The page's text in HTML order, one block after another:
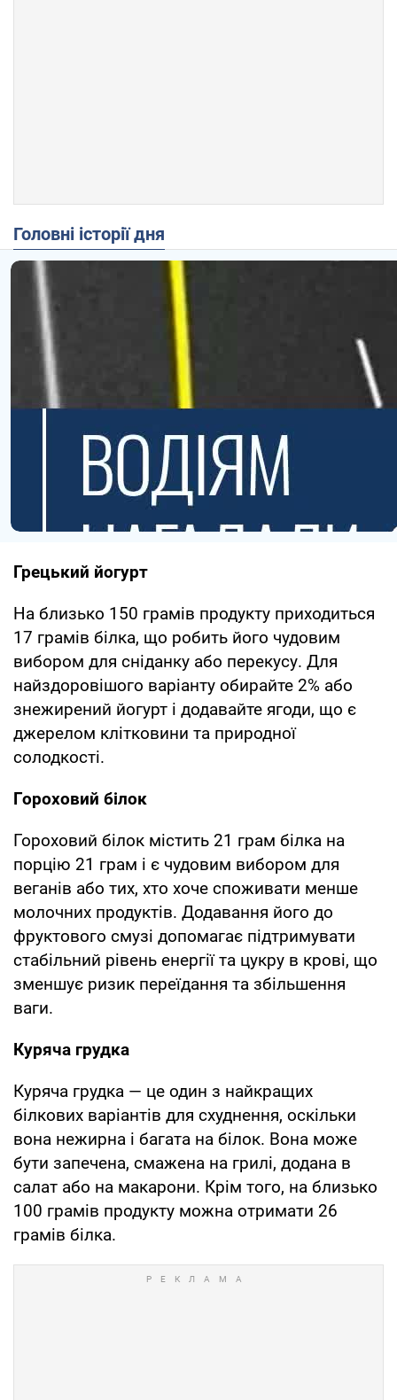
Головні історії дня
Грецький йогурт
На близько 150 грамів продукту приходиться
17 грамів білка, що робить його чудовим
вибором для сніданку або перекусу. Для
найздоровішого варіанту обирайте 2% або
знежирений йогурт і додавайте ягоди, що є
джерелом клітковини та природної
солодкості.
Гороховий білок
Гороховий білок містить 21 грам білка на
порцію 21 грам і є чудовим вибором для
веганів або тих, хто хоче споживати менше
молочних продуктів. Додавання його до
фруктового смузі допомагає підтримувати
стабільний рівень енергії та цукру в крові, що
зменшує ризик переїдання та збільшення
ваги.
Куряча грудка
Куряча грудка — це один з найкращих
білкових варіантів для схуднення, оскільки
вона нежирна і багата на білок. Вона може
бути запечена, смажена на грилі, додана в
салат або на макарони. Крім того, на близько
100 грамів продукту можна отримати 26
грамів білка.